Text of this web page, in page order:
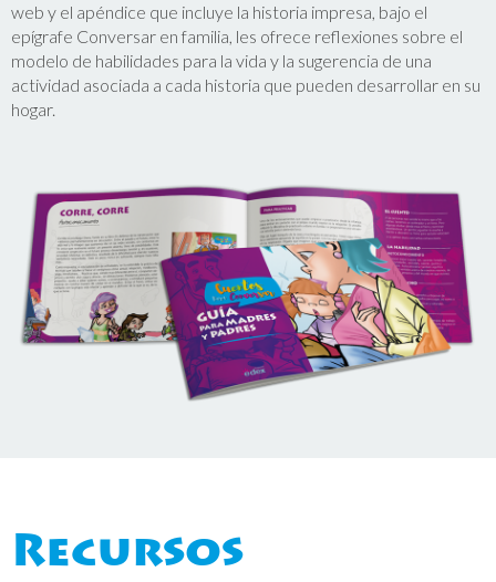
web y el apéndice que incluye la historia impresa, bajo el
epígrafe Conversar en familia, les ofrece reflexiones sobre el
modelo de habilidades para la vida y la sugerencia de una
actividad asociada a cada historia que pueden desarrollar en su
hogar.
Recursos